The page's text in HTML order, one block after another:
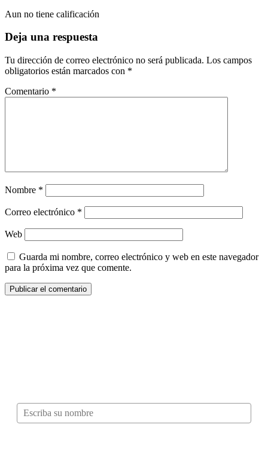
Aun no tiene calificación
Deja una respuesta
Tu dirección de correo electrónico no será publicada. Los campos
obligatorios están marcados con *
Comentario *
Nombre *
Correo electrónico *
Web
Guarda mi nombre, correo electrónico y web en este navegador
para la próxima vez que comente.